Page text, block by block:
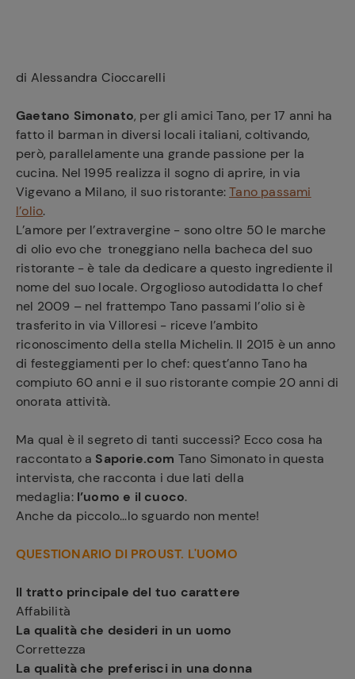
di Alessandra Cioccarelli
Gaetano Simonato, per gli amici Tano, per 17 anni ha
fatto il barman in diversi locali italiani, coltivando,
però, parallelamente una grande passione per la
cucina. Nel 1995 realizza il sogno di aprire, in via
Vigevano a Milano, il suo ristorante:Tano passami
l’olio.
L’amore per l’extravergine - sono oltre 50 le marche
di olio evo che troneggiano nella bacheca del suo
ristorante - è tale da dedicare a questo ingrediente il
nome del suo locale. Orgoglioso autodidatta lo chef
nel 2009 – nel frattempo Tano passami l’olio si è
trasferito in via Villoresi - riceve l’ambito
riconoscimento della stella Michelin. Il 2015 è un anno
di festeggiamenti per lo chef: quest’anno Tano ha
compiuto 60 anni e il suo ristorante compie 20 anni di
onorata attività.
Ma qual è il segreto di tanti successi? Ecco cosa ha
raccontato a Saporie.com Tano Simonato in questa
intervista, che racconta i due lati della
medaglia: l’uomo e il cuoco.
Anche da piccolo...lo sguardo non mente!
QUESTIONARIO DI PROUST. L'UOMO
Il tratto principale del tuo carattere
Affabilità
La qualità che desideri in un uomo
Correttezza
La qualità che preferisci in una donna